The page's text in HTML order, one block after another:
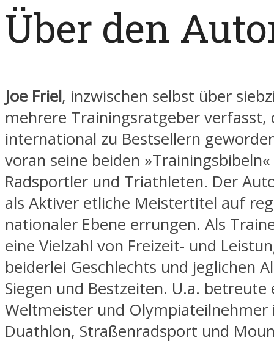
Über den
Joe Friel, inzwischen selbst über
mehrere Trainingsratgeber verfasst,
international zu Bestsellern
voran seine beiden
Radsportler und Triathleten. Der
als Aktiver etliche Meistertitel auf
nationaler Ebene errungen. Als
eine Vielzahl von Freizeit- und
beiderlei Geschlechts und jeglichen
Siegen und Bestzeiten. U.a. betreute
Weltmeister und
Duathlon, Straßenradsport und